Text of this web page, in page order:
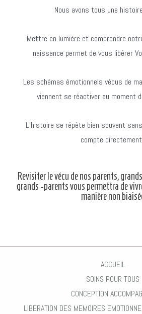
Nous avons tous une
Mettre en lumière et comprendre
naissance permet de vous libérer
Les schémas émotionnels vécus de
viennent se réactiver au moment
L’histoire se répète bien souvent sans
compte
Revisiter le vécu de nos parents,
grands -parents vous permettra de
manière non
ACCUEIL
SOINS POUR TOUS
CONCEPTION
LIBERATION DES MEMOIRES